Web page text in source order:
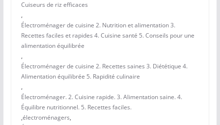
Cuiseurs de riz efficaces
,
Électroménager de cuisine 2. Nutrition et alimentation 3.
Recettes faciles et rapides 4. Cuisine santé 5. Conseils pour une
alimentation équilibrée
,
Électroménager de cuisine 2. Recettes saines 3. Diététique 4.
Alimentation équilibrée 5. Rapidité culinaire
,
Électroménager. 2. Cuisine rapide. 3. Alimentation saine. 4.
Équilibre nutritionnel. 5. Recettes faciles.
,électroménagers,